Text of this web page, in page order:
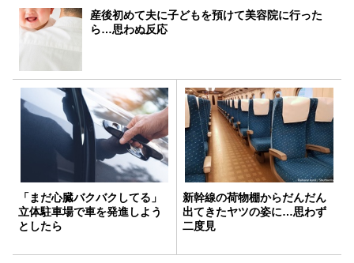
産後初めて夫に子どもを預けて美容院に行った
ら…思わぬ反応
「まだ心臓バクバクしてる」
立体駐車場で車を発進しよう
としたら
新幹線の荷物棚からだんだん
出てきたヤツの姿に…思わず
二度見